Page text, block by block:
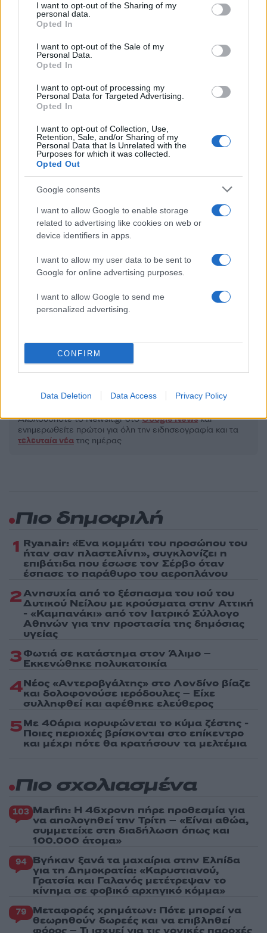
not limited to your visit or usage behaviour. You may click to
grant or deny consent to Google and its third-party tags to
use your data for below specified purposes in below Google
consent section.
I want to opt-out of the Sharing of my
personal data.
Opted In
I want to opt-out of the Sale of my
Personal Data.
Opted In
I want to opt-out of processing my
Personal Data for Targeted Advertising.
Opted In
I want to opt-out of Collection, Use,
Retention, Sale, and/or Sharing of my
Personal Data that Is Unrelated with the
Purposes for which it was collected.
Opted Out
Google consents
I want to allow Google to enable storage
related to advertising like cookies on web or
device identifiers in apps.
I want to allow my user data to be sent to
Google for online advertising purposes.
I want to allow Google to send me
personalized advertising.
CONFIRM
Data Deletion Data Access Privacy Policy
Σχόλια
Σχολίασε εδώ
50 /50
2000 /2000
Υποβολή σχολίου
. Το site προστατεύεται από reCAPTCHA, ισχύουν
Πολιτική Απορρήτου&Όροι Χρήσης
ΛΑΜΠΡΟΣ ΚΩΝΣΤΑΝΤΑΡΑΣ
ΜΑΡΙΑΝΤΑ ΠΙΕΡΙΔΗ
Share:
Ακολουθήστε το Νewsit.gr στοGoogle Newsκαι
ενημερωθείτε πρώτοι για όλη την ειδησεογραφία και τα
τελευταία νέα της ημέρας
ημιτελικών και του
μεγάλου τελικού
ευχάριστη εξέλιξη
υγεία του Γιώργου
Πιο δημοφιλή
1 Ryanair: «Ένα κομμάτι του προσώπου του
ήταν σαν πλαστελίνη», συγκλονίζει η
επιβάτιδα που έσωσε τον Σέρβο όταν
έσπασε το παράθυρο του αεροπλάνου
2Ανησυχία από το ξέσπασμα του ιού του
Δυτικού Νείλου με κρούσματα στην Αττική
- «Καμπανάκι» από τον Ιατρικό Σύλλογο
Αθηνών για την προστασία της δημόσιας
υγείας
3Φωτιά σε κατάστημα στον Άλιμο –
Εκκενώθηκε πολυκατοικία
4Νέος «Αντεροβγάλτης» στο Λονδίνο βίαζε
και δολοφονούσε ιερόδουλες – Είχε
συλληφθεί και αφέθηκε ελεύθερος
5Με 40άρια κορυφώνεται το κύμα ζέστης -
Ποιες περιοχές βρίσκονται στο επίκεντρο
και μέχρι πότε θα κρατήσουν τα μελτέμια
Πιο σχολιασμένα
103 Marfin: Η 46χρονη πήρε προθεσμία για
να απολογηθεί την Τρίτη – «Είναι αθώα,
συμμετείχε στη διαδήλωση όπως και
100.000 άτομα»
94 Βγήκαν ξανά τα μαχαίρια στην Ελπίδα
για τη Δημοκρατία: «Καρυστιανού,
Γρατσία και Γαλανός μετέτρεψαν το
κίνημα σε φοβικό αρχηγικό κόμμα»
79 Μεταφορές χρημάτων: Πότε μπορεί να
θεωρηθούν δωρεές και να επιβληθεί